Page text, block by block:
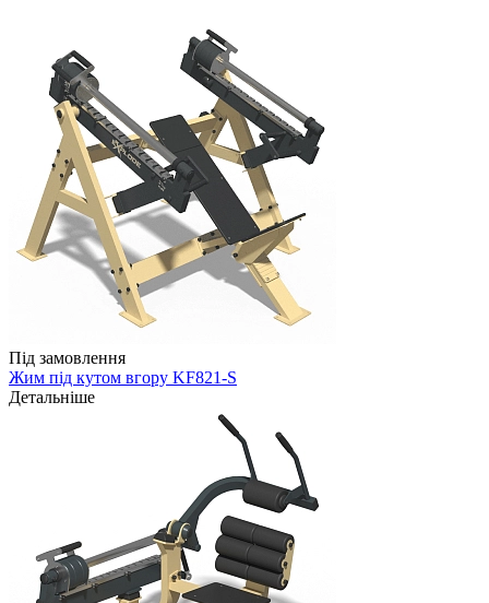
Під замовлення
Жим під кутом вгору KF821-S
Детальніше